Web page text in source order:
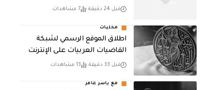
قبل 24 دقيقة 7 مشاهدات
محليات
اطلاق الموقع الرسمي لشبكة
القاضيات العربيات على الإنترنت
قبل 33 دقيقة 13 مشاهدات
مع ياسر عامر